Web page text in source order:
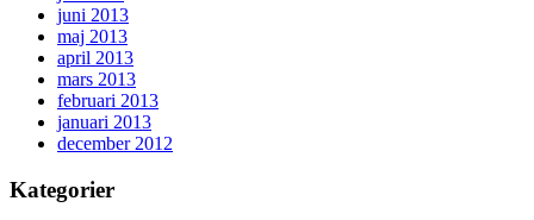
juni 2013
maj 2013
april 2013
mars 2013
februari 2013
januari 2013
december 2012
Kategorier